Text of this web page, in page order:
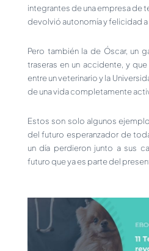
integrantes de una empresa de
devolvió autonomía y felicidad a
Pero también la de Óscar, un
traseras en un accidente, y
entre un veterinario y la
de una vida completamente
Estos son solo algunos
del futuro esperanzador de
un día perdieron junto a sus
futuro que ya es parte del